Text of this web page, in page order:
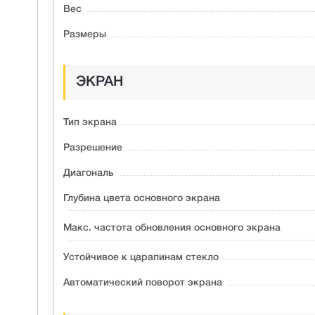
Вес
Размеры
ЭКРАН
Тип экрана
Разрешение
Диагональ
Глубина цвета основного экрана
Макс. частота обновления основного экрана
Устойчивое к царапинам стекло
Автоматический поворот экрана